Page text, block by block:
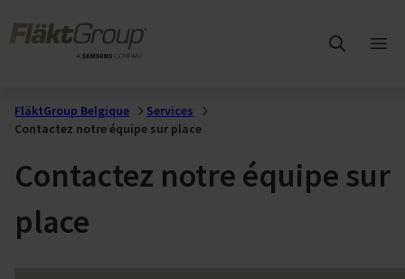
FläktGroup Belgique
Services
Contactez notre équipe sur place
Contactez notre équipe sur
place